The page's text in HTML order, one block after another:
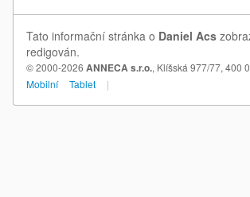
Tato informační stránka o Daniel Acs
redigován.
© 2000-2026 ANNECA s.r.o., Klíšská 977/77, 400
Mobilní
Tablet |